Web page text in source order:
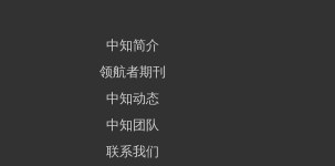
中知简介
领航者期刊
中知动态
中知团队
联系我们